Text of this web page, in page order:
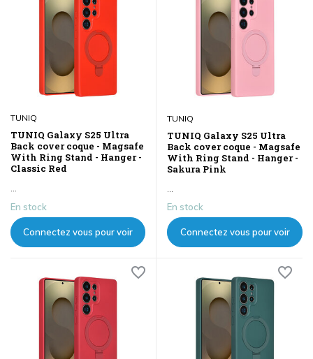
TUNIQ
TUNIQ Galaxy S25 Ultra
Back cover coque - Magsafe
With Ring Stand - Hanger -
Classic Red
...
En stock
Connectez vous pour voir
TUNIQ
TUNIQ Galaxy S25 Ultra
Back cover coque - Magsafe
With Ring Stand - Hanger -
Sakura Pink
En stock
Connectez vous pour voir